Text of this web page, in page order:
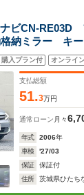
ビCN-RE03D
ミラー キー
パワーウィン
購入プラン付 オンライ
支払総額
51.3万円
通常ローン 月々
年式 2006年
車検
'27/03
保証
保証付
住所
茨城県ひたち